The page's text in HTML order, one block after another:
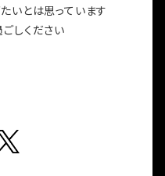
いとは思っています
しください